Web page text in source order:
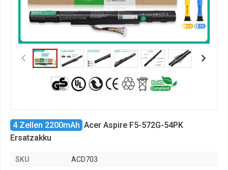
4 Zellen 2200mAh Acer Aspire F5-572G-54PK
Ersatzakku
SKU
ACD703